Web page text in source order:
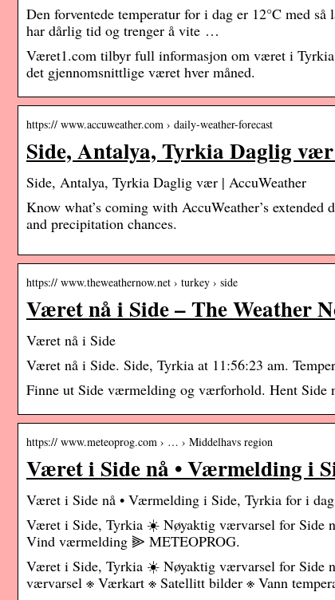
Den forventede temperatur for i dag er 12°C med
har dårlig tid og trenger å vite …
Været1.com tilbyr full informasjon om været i
det gjennomsnittlige været hver måned.
https:// www.accuweather.com › daily-weather-forecast
Side, Antalya, Tyrkia Daglig
Side, Antalya, Tyrkia Daglig vær | AccuWeather
Know what’s coming with AccuWeather’s
and precipitation chances.
https:// www.theweathernow.net › turkey › side
Været nå i Side – The Weather
Været nå i Side
Været nå i Side. Side, Tyrkia at 11:56:23 am.
Finne ut Side værmelding og værforhold. Hent Side
https:// www.meteoprog.com › … › Middelhavs region
Været i Side nå • Værmelding i
Været i Side nå • Værmelding i Side, Tyrkia for i
Været i Side, Tyrkia ☀️ Nøyaktig værvarsel for
Vind værmelding ⫸ METEOPROG.
Været i Side, Tyrkia ☀️ Nøyaktig værvarsel for Side
værvarsel ※ Værkart ※ Satellitt bilder ※ Vann